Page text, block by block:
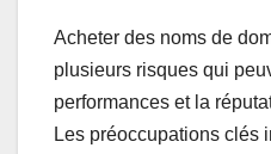
Acheter des noms de
plusieurs risques qui
performances et la
Les préoccupations clés